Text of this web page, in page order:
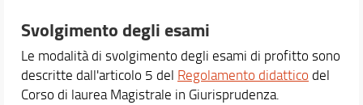
Svolgimento degli esami
Le modalità di svolgimento degli esami di profitto sono
descritte dall'articolo 5 del Regolamento didattico del
Corso di laurea Magistrale in Giurisprudenza.